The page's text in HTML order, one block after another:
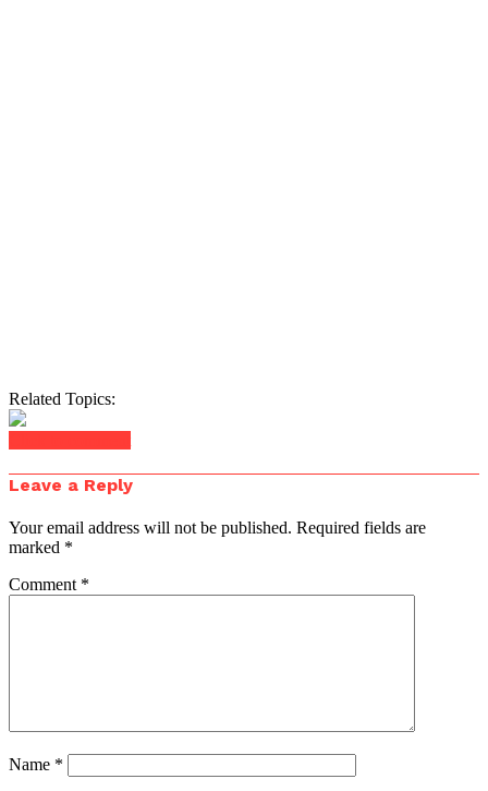
Related Topics:
Leave a Reply
Your email address will not be published. Required fields are
marked *
Comment *
Name *